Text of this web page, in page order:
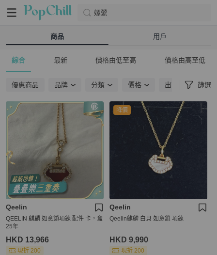
嫘縈
商品 用戶
綜合 最新 價格由低至高 價格由高至低
優惠商品 品牌 分類 價格 出貨地點 篩選
Qeelin
QEELIN 麒麟 如意鎖項鍊 配件 卡，盒
25年
HKD 13,966
現折 200
降價
Qeelin
Qeelin麒麟 白貝 如意鎖 項鍊
HKD 9,990
現折 200